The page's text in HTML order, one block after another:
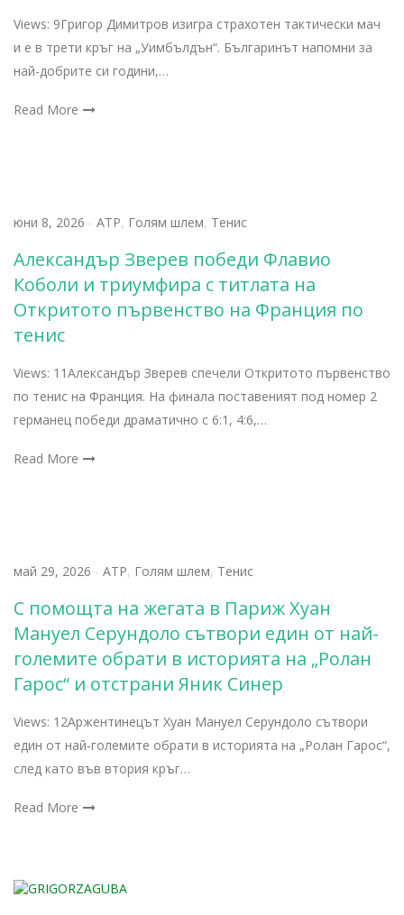
Views: 9Григор Димитров изигра страхотен тактически мач
и е в трети кръг на „Уимбълдън“. Българинът напомни за
най-добрите си години,…
Read More
юни 8, 2026 - АТР, Голям шлем, Тенис
Александър Зверев победи Флавио
Коболи и триумфира с титлата на
Откритото първенство на Франция по
тенис
Views: 11Александър Зверев спечели Откритото първенство
по тенис на Франция. На финала поставеният под номер 2
германец победи драматично с 6:1, 4:6,…
Read More
май 29, 2026 - АТР, Голям шлем, Тенис
С помощта на жегата в Париж Хуан
Мануел Серундоло сътвори един от най-
големите обрати в историята на „Ролан
Гарос“ и отстрани Яник Синер
Views: 12Аржентинецът Хуан Мануел Серундоло сътвори
един от най-големите обрати в историята на „Ролан Гарос“,
след като във втория кръг…
Read More